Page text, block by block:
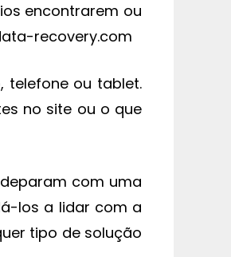
encontrarem ou
recovery.com
telefone ou tablet.
no site ou o que
com uma
los a lidar com a
tipo de solução